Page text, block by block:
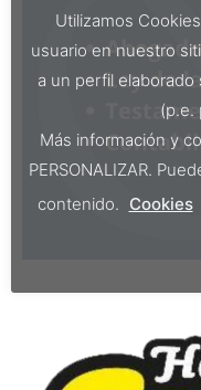
Utilizamos
usuario en nuestro
a un perfil
(p.e.
Más información y
PERSONALIZAR.
contenido. Cookies